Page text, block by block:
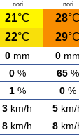
nori
nori
21°C 28°C
22°C 29°C
0mm 0mm
0% 65%
1% 0%
3 km/h 5 km/
8 km/h 8 km/